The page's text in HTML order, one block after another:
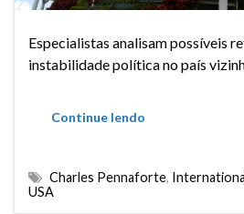
Especialistas analisam possíveis
instabilidade política no país
Continue lendo
Charles Pennaforte,
USA